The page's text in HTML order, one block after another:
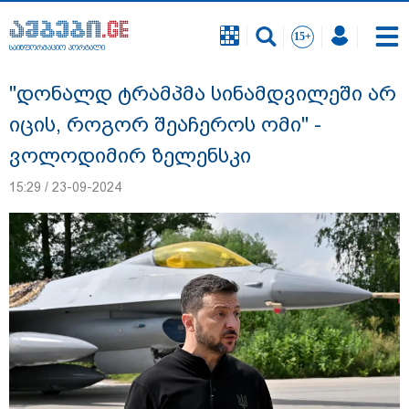
საინფორმაციო პორტალი
"სანაპირო რაიონებში მოსალოდნელია
წვიმა" - გარემოს ეროვნული სააგენტოს
გაფრთხილება: რომელ რეგიონებში უნდა
ველოდოთ ელჭექს, სეტყვასა და ქარის
საინფორმაციო პორტალი
"დონალდ ტრამპმა სინამდვილეში არ
იცის, როგორ შეაჩეროს ომი" -
ვოლოდიმირ ზელენსკი
15:29 / 23-09-2024